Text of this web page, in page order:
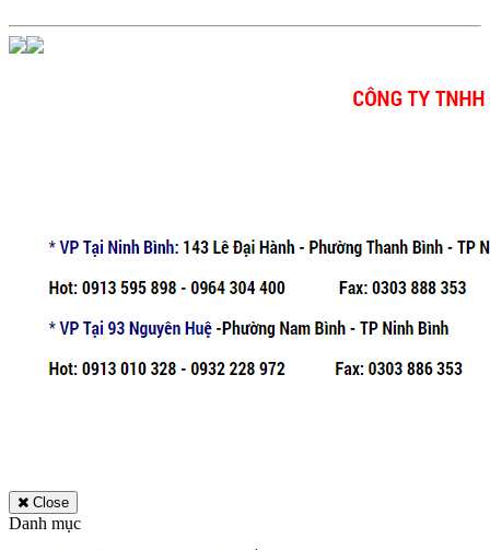
Close
Danh mục